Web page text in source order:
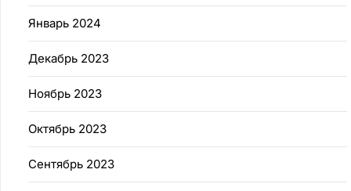
Январь 2024
Декабрь 2023
Ноябрь 2023
Октябрь 2023
Сентябрь 2023